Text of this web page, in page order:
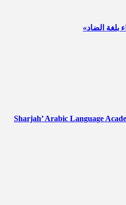
بلغة الضاد
Sharjah’ Arabic Language